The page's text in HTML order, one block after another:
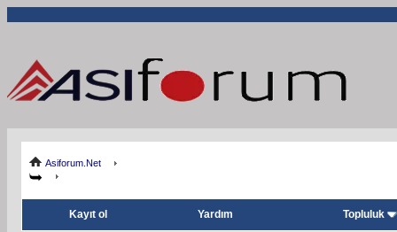
Asiforum.Net
Kayıt ol Yardım Topluluk